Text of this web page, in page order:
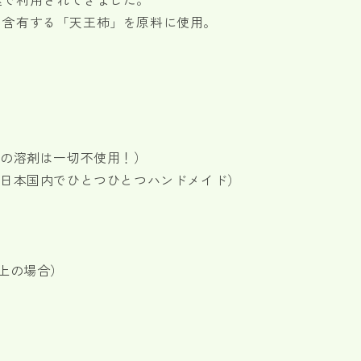
有する「天王柿」を原料に使用。
溶剤は一切不使用！）
本国内でひとつひとつハンドメイド）
場合）